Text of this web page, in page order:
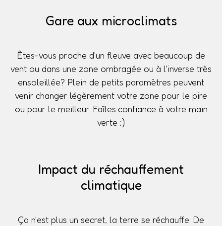
Gare aux microclimats
Êtes-vous proche d'un fleuve avec beaucoup de
vent ou dans une zone ombragée ou à l'inverse très
ensoleillée? Plein de petits paramètres peuvent
venir changer légèrement votre zone pour le pire
ou pour le meilleur. Faîtes confiance à votre main
verte ;)
Impact du réchauffement
climatique
Ça n'est plus un secret, la terre se réchauffe. De